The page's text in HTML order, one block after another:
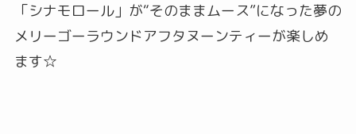
「シナモロール」が“そのままムース”になった夢の
メリーゴーラウンドアフタヌーンティーが楽しめ
ます☆